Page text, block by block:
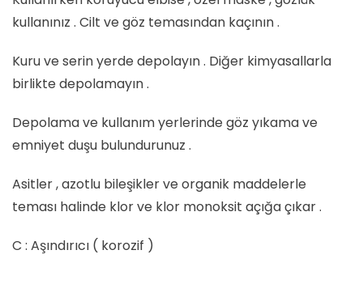
kullanınız . Cilt ve göz temasından kaçının .
Kuru ve serin yerde depolayın . Diğer kimyasallarla
birlikte depolamayın .
Depolama ve kullanım yerlerinde göz yıkama ve
emniyet duşu bulundurunuz .
Asitler , azotlu bileşikler ve organik maddelerle
teması halinde klor ve klor monoksit açığa çıkar .
C : Aşındırıcı ( korozif )